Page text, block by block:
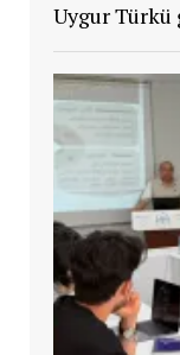
Uygur Türkü